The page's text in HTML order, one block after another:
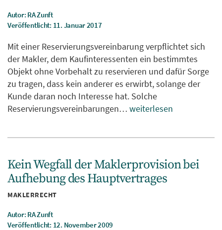
Autor: RA Zunft
Veröffentlicht: 11. Januar 2017
Mit einer Reservierungsvereinbarung verpflichtet sich
der Makler, dem Kaufinteressenten ein bestimmtes
Objekt ohne Vorbehalt zu reservieren und dafür Sorge
zu tragen, dass kein anderer es erwirbt, solange der
Kunde daran noch Interesse hat. Solche
Reservierungsvereinbarungen… weiterlesen
Kein Wegfall der Maklerprovision bei
Aufhebung des Hauptvertrages
Kategorien
MAKLERRECHT
Autor: RA Zunft
Veröffentlicht: 12. November 2009